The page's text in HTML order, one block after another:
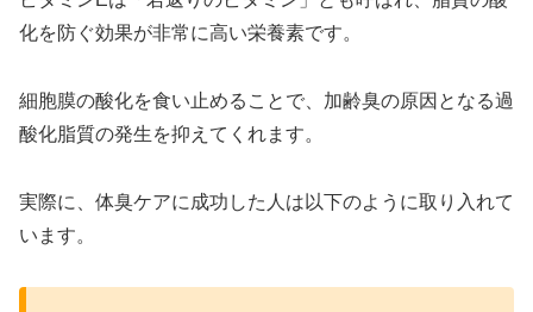
化を防ぐ効果が非常に高い栄養素です。
細胞膜の酸化を食い止めることで、加齢臭の原因となる過
酸化脂質の発生を抑えてくれます。
実際に、体臭ケアに成功した人は以下のように取り入れて
います。